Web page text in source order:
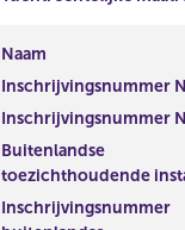
Naam
Inschrijvingsnummer
Inschrijvingsnummer
Buitenlandse
toezichthoudende
Inschrijvingsnummer